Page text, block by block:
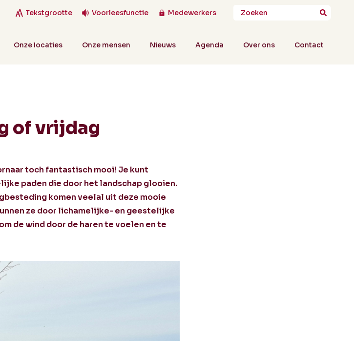
Tekstgrootte Voorleesfunctie Medewerkers
Onze locaties Onze mensen Nieuws Agenda Over ons Contact
of vrijdag
toch fantastisch mooi! Je kunt
paden die door het landschap glooien.
komen veelal uit deze mooie
ze door lichamelijke- en geestelijke
de wind door de haren te voelen en te